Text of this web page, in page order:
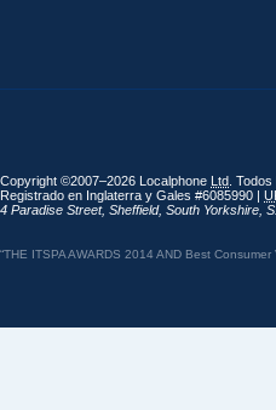
Copyright ©2007–2026 Localphone Ltd .
Registrado en Inglaterra y Gales #6085990 |
4 Paradise Street, Sheffield, South Yorkshire
“THE ITSPA AWARDS 2014 AND Best